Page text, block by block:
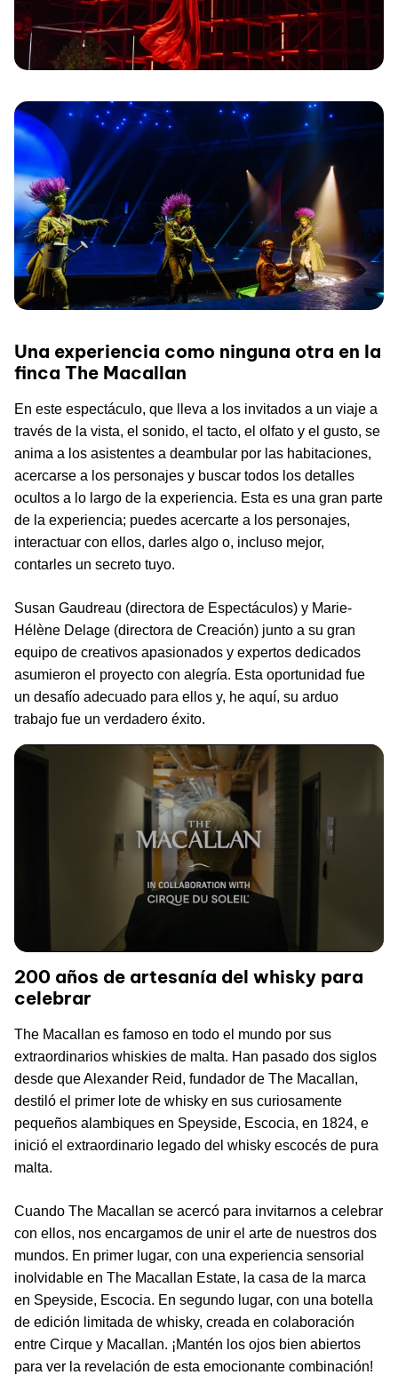
Una experiencia como ninguna otra en la
finca The Macallan
En este espectáculo, que lleva a los invitados a un viaje a
través de la vista, el sonido, el tacto, el olfato y el gusto, se
anima a los asistentes a deambular por las habitaciones,
acercarse a los personajes y buscar todos los detalles
ocultos a lo largo de la experiencia. Esta es una gran parte
de la experiencia; puedes acercarte a los personajes,
interactuar con ellos, darles algo o, incluso mejor,
contarles un secreto tuyo.
Susan Gaudreau (directora de Espectáculos) y Marie-
Hélène Delage (directora de Creación) junto a su gran
equipo de creativos apasionados y expertos dedicados
asumieron el proyecto con alegría. Esta oportunidad fue
un desafío adecuado para ellos y, he aquí, su arduo
trabajo fue un verdadero éxito.
200 años de artesanía del whisky para
celebrar
The Macallan es famoso en todo el mundo por sus
extraordinarios whiskies de malta. Han pasado dos siglos
desde que Alexander Reid, fundador de The Macallan,
destiló el primer lote de whisky en sus curiosamente
pequeños alambiques en Speyside, Escocia, en 1824, e
inició el extraordinario legado del whisky escocés de pura
malta.
Cuando The Macallan se acercó para invitarnos a celebrar
con ellos, nos encargamos de unir el arte de nuestros dos
mundos. En primer lugar, con una experiencia sensorial
inolvidable en The Macallan Estate, la casa de la marca
en Speyside, Escocia. En segundo lugar, con una botella
de edición limitada de whisky, creada en colaboración
entre Cirque y Macallan. ¡Mantén los ojos bien abiertos
para ver la revelación de esta emocionante combinación!